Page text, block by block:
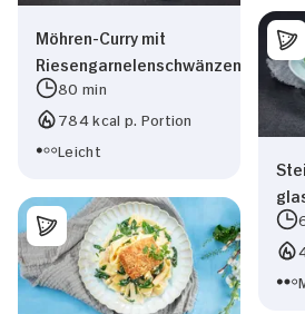
Möhren-Curry mit
Riesengarnelenschwänzen
80 min
784 kcal p. Portion
Leicht